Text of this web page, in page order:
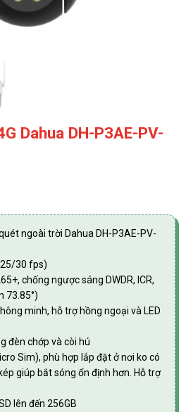
Dahua DH-P3AE-PV-
ngoài trời Dahua DH-P3AE-PV-
30 fps)
chống ngược sáng DWDR, ICR,
73.85°)
minh, hỗ trợ hồng ngoại và LED
đèn chớp và còi hú
Sim), phù hợp lắp đặt ở nơi ko có
giúp bắt sóng ổn định hơn. Hỗ trợ
lên đến 256GB